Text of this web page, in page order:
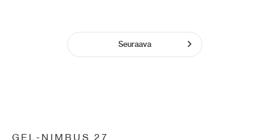
Seuraava
GEL-NIMBUS 27